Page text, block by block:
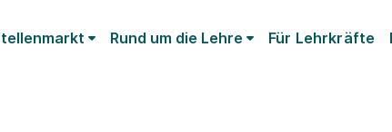
Rund um die Lehre Für Lehrkräfte